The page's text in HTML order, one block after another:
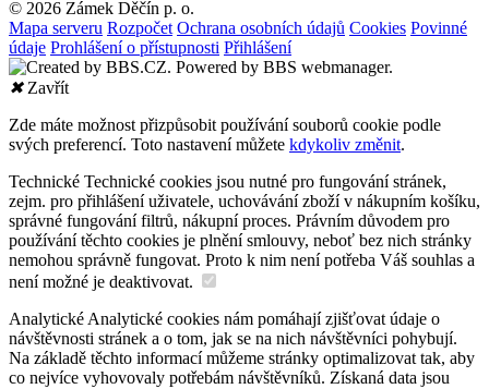
© 2026 Zámek Děčín p. o.
Mapa serveru Rozpočet Ochrana osobních údajů Cookies Povinné
údaje Prohlášení o přístupnosti Přihlášení
✖Zavřít
Zde máte možnost přizpůsobit používání souborů cookie podle
svých preferencí. Toto nastavení můžete kdykoliv změnit.
Technické Technické cookies jsou nutné pro fungování stránek,
zejm. pro přihlášení uživatele, uchovávání zboží v nákupním košíku,
správné fungování filtrů, nákupní proces. Právním důvodem pro
používání těchto cookies je plnění smlouvy, neboť bez nich stránky
nemohou správně fungovat. Proto k nim není potřeba Váš souhlas a
není možné je deaktivovat.
Analytické Analytické cookies nám pomáhají zjišťovat údaje o
návštěvnosti stránek a o tom, jak se na nich návštěvníci pohybují.
Na základě těchto informací můžeme stránky optimalizovat tak, aby
co nejvíce vyhovovaly potřebám návštěvníků. Získaná data jsou